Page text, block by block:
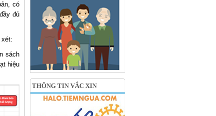
có
đủ
xét:
sách
hiệu
THÔNG TIN VẮC XIN